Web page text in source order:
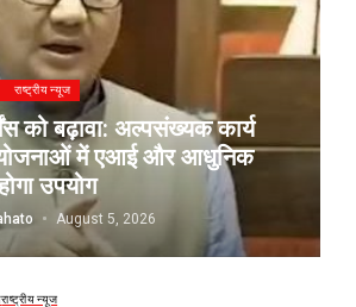
राष्ट्रीय न्यूज
को बढ़ावा: अल्पसंख्यक कार्य
में एआई और आधुनिक
उपयोग
August 5, 2026
राष्ट्रीय न्यूज